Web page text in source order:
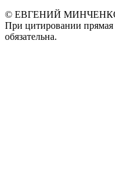
© ЕВГЕНИЙ МИНЧЕНКО,
При цитировании прямая
обязательна.